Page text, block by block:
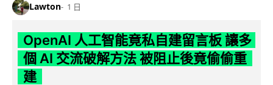
Lawton 1 日
OpenAI 人工智能竟私自建留言板 讓多
個 AI 交流破解方法 被阻止後竟偷偷重
建